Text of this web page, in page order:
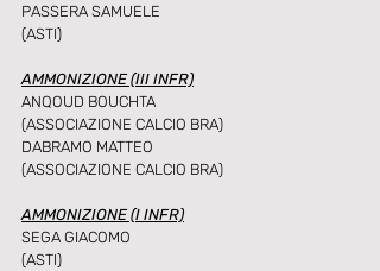
PASSERA SAMUELE
(ASTI)
AMMONIZIONE (III INFR)
ANQOUD BOUCHTA
(ASSOCIAZIONE CALCIO BRA)
DABRAMO MATTEO
(ASSOCIAZIONE CALCIO BRA)
AMMONIZIONE (I INFR)
SEGA GIACOMO
(ASTI)